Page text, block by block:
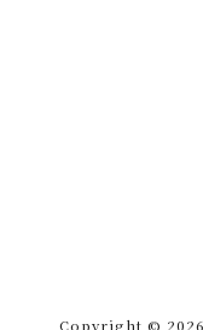
Copyright © 2026